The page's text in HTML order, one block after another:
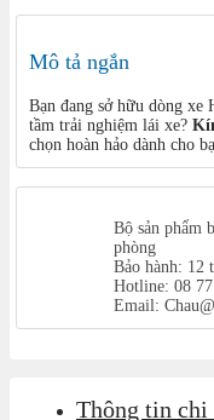
Mô tả ngắn
Bạn đang sở hữu dòng xe
tầm trải nghiệm lái xe?
chọn hoàn hảo dành cho
Bộ sản phẩm
phòng
Bảo hành: 12
Hotline: 08
Email:
Thông tin chi